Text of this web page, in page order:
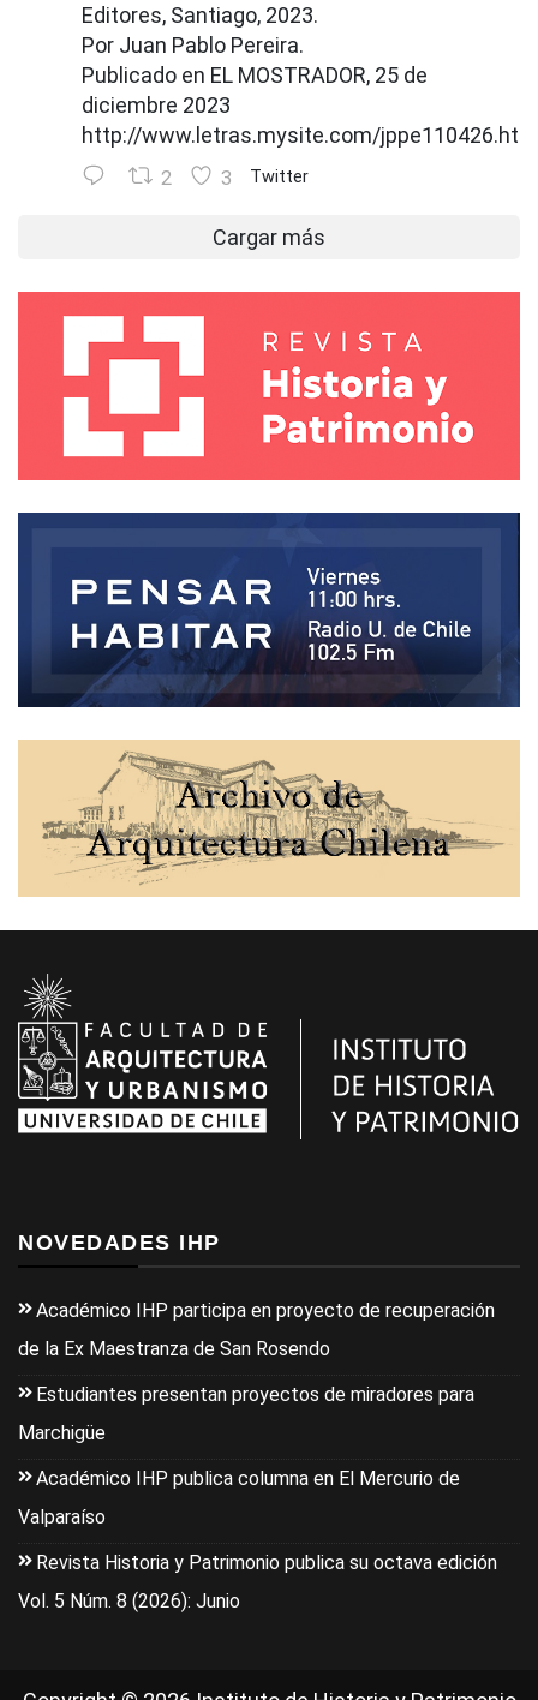
Editores, Santiago, 2023.
Por Juan Pablo Pereira.
Publicado en EL MOSTRADOR, 25 de
diciembre 2023
http://www.letras.mysite.com/
2 3 Twitter
Cargar más
NOVEDADES IHP
Académico IHP participa en proyecto de recuperación
de la Ex Maestranza de San Rosendo
Estudiantes presentan proyectos de miradores para
Marchigüe
Académico IHP publica columna en El Mercurio de
Valparaíso
Revista Historia y Patrimonio publica su octava edición
Vol. 5 Núm. 8 (2026): Junio